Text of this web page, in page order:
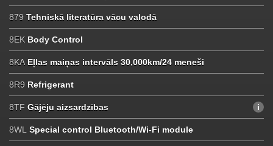
879 Tehniskā literatūra vācu valodā
8EK Body Control
8KA Eļlas maiņas intervāls 30,000km/24 meneši
8R9 Refrigerant
8TF Gājēju aizsardzības
8WL Special control Bluetooth/Wi-Fi module